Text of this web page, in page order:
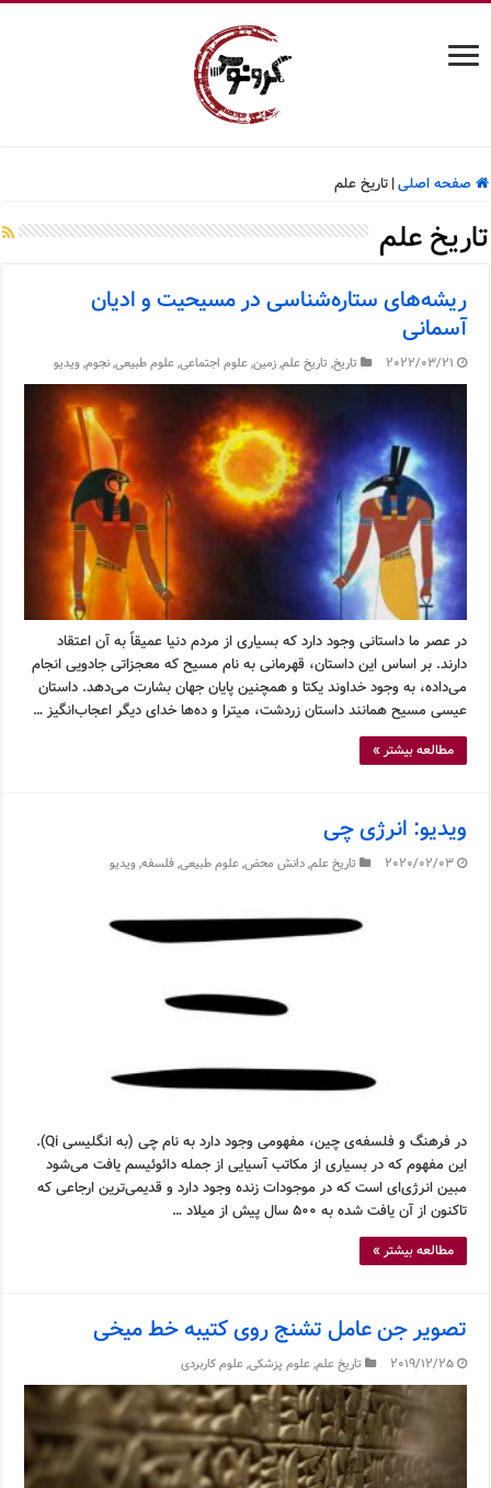
صفحه اصلی| تاریخ علم
تاریخ علم
ریشه‌های ستاره‌شناسی در مسیحیت و ادیان
آسمانی
2022/03/21 تاریخ, تاریخ علم,زمین,علوم اجتماعی,علوم طبیعی,نجوم,ویدیو
در عصر ما داستانی وجود دارد که بسیاری از مردم دنیا عمیقاً به آن اعتقاد
دارند. بر اساس این داستان، قهرمانی به نام مسیح که معجزاتی جادویی انجام
می‌داده، به وجود خداوند یکتا و همچنین پایان جهان بشارت می‌دهد. داستان
عیسی مسیح همانند داستان زردشت، میترا و ده‌ها خدای دیگر اعجاب‌انگیز …
مطالعه بیشتر »
ویدیو: انرژی چی
2020/02/03 تاریخ علم,دانش محض,علوم طبیعی,فلسفه,ویدیو
در فرهنگ و فلسفه‌ی چین، مفهومی وجود دارد به نام چی (به انگلیسی Qi).
این مفهوم که در بسیاری از مکاتب آسیایی از جمله دائوئیسم یافت می‌شود
مبین انرژی‌ای است که در موجودات زنده وجود دارد و قدیمی‌ترین ارجاعی که
تاکنون از آن یافت شده به ۵۰۰ سال پیش از میلاد …
مطالعه بیشتر »
تصویر جن عامل تشنج روی کتیبه خط میخی
2019/12/25 تاریخ علم,علوم پزشکی,علوم کاربردی